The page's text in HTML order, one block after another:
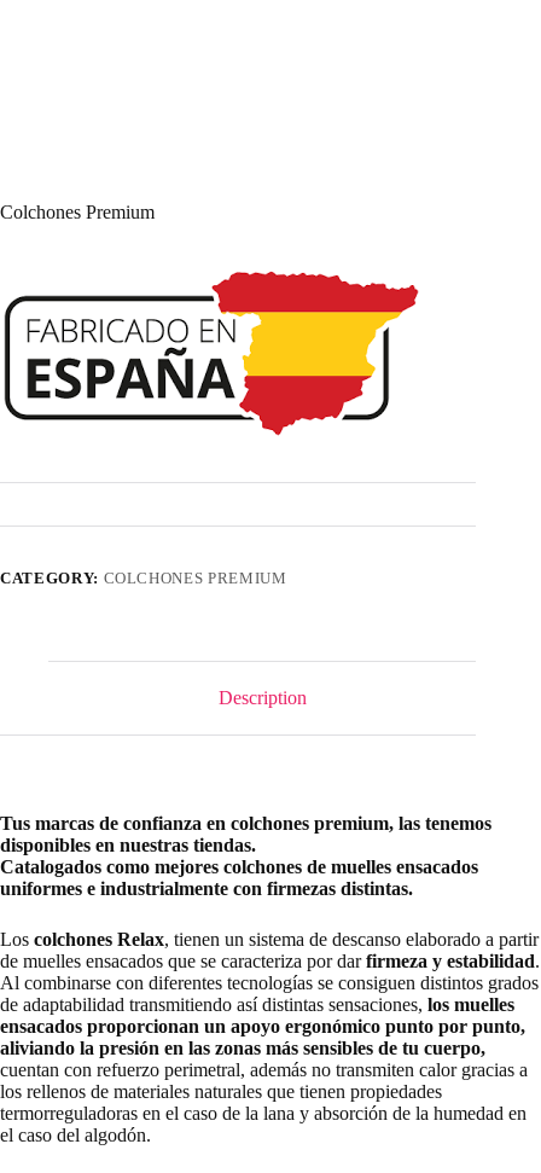
Colchones Premium
CATEGORY: COLCHONES PREMIUM
Description
Tus marcas de confianza en colchones premium, las tenemos
disponibles en nuestras tiendas.
Catalogados como mejores colchones de muelles ensacados
uniformes e industrialmente con firmezas distintas.
Los colchones Relax, tienen un sistema de descanso elaborado a partir
de muelles ensacados que se caracteriza por darfirmeza y estabilidad.
Al combinarse con diferentes tecnologías se consiguen distintos grados
de adaptabilidad transmitiendo así distintas sensaciones, los muelles
ensacados proporcionan un apoyo ergonómico punto por punto,
aliviando la presión en las zonas más sensibles de tu cuerpo,
cuentan con refuerzo perimetral, además no transmiten calor gracias a
los rellenos de materiales naturales que tienen propiedades
termorreguladoras en el caso de la lana y absorción de la humedad en
el caso del algodón.